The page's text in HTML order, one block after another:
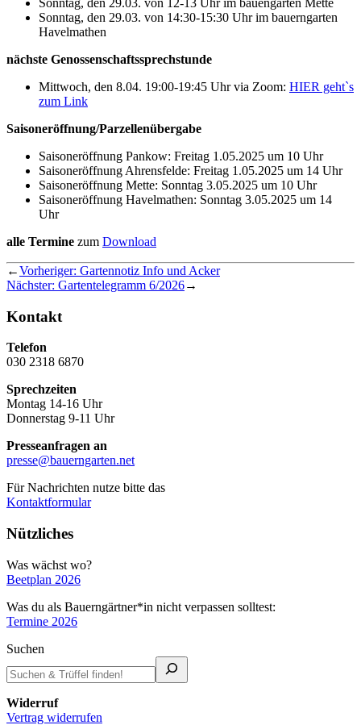
Sonntag, den 29.03. von 12-13 Uhr im bauengarten Mette
Sonntag, den 29.03. von 14:30-15:30 Uhr im bauerngarten
Havelmathen
nächste Genossenschaftssprechstunde
Mittwoch, den 8.04. 19:00-19:45 Uhr via Zoom: HIER geht`s
zum Link
Saisoneröffnung/Parzellenübergabe
Saisoneröffnung Pankow: Freitag 1.05.2025 um 10 Uhr
Saisoneröffnung Ahrensfelde: Freitag 1.05.2025 um 14 Uhr
Saisoneröffnung Mette: Sonntag 3.05.2025 um 10 Uhr
Saisoneröffnung Havelmathen: Sonntag 3.05.2025 um 14
Uhr
alle Termine zum Download
←Vorheriger: Gartennotiz Info und Acker
Nächster: Gartentelegramm 6/2026→
Kontakt
Telefon
030 2318 6870
Sprechzeiten
Montag 14-16 Uhr
Donnerstag 9-11 Uhr
Presseanfragen an
presse@bauerngarten.net
Für Nachrichten nutze bitte das
Kontaktformular
Nützliches
Was wächst wo?
Beetplan 2026
Was du als Bauerngärtner*in nicht verpassen solltest:
Termine 2026
Suchen
Widerruf
Vertrag widerrufen